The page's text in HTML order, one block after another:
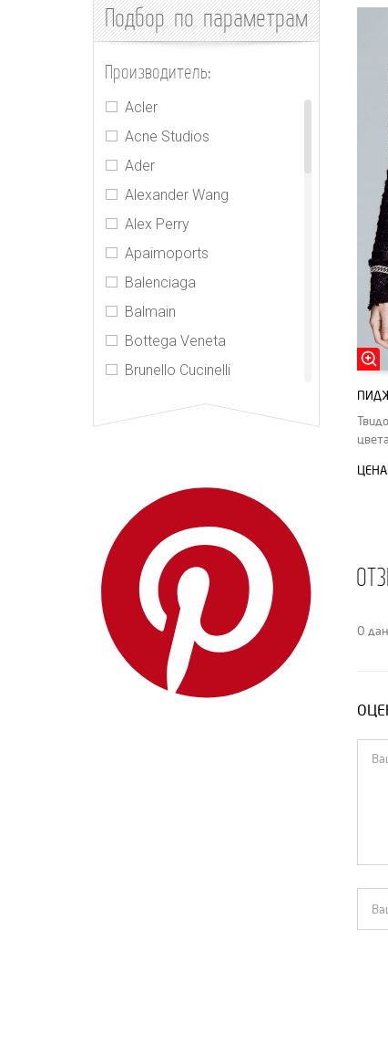
Подборпо параметрам
Производитель:
Acler
Acne Studios
Ader
Alexander Wang
Alex Perry
Apaimoports
Balenciaga
Balmain
Bottega Veneta
Brunello Cucinelli
Chrome Hearts
Elizabeth and James
Gucci
Hermes
IENKI IENKI
Isabel Marant
Jacquemus
цвета
ЦЕНА:
О